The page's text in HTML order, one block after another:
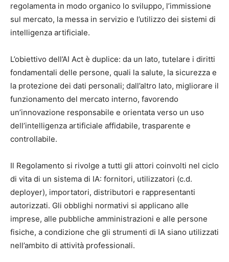
regolamenta in modo organico lo sviluppo, l’immissione
sul mercato, la messa in servizio e l’utilizzo dei sistemi di
intelligenza artificiale.
L’obiettivo dell’AI Act è duplice: da un lato, tutelare i diritti
fondamentali delle persone, quali la salute, la sicurezza e
la protezione dei dati personali; dall’altro lato, migliorare il
funzionamento del mercato interno, favorendo
un’innovazione responsabile e orientata verso un uso
dell’intelligenza artificiale affidabile, trasparente e
controllabile.
Il Regolamento si rivolge a tutti gli attori coinvolti nel ciclo
di vita di un sistema di IA: fornitori, utilizzatori (c.d.
deployer), importatori, distributori e rappresentanti
autorizzati. Gli obblighi normativi si applicano alle
imprese, alle pubbliche amministrazioni e alle persone
fisiche, a condizione che gli strumenti di IA siano utilizzati
nell’ambito di attività professionali.